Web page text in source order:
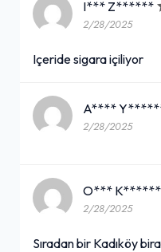
I*** Z******
2/28/2025
Içeride sigara içiliyor
A****
2/28/2025
O*** K******
2/28/2025
Sıradan bir Kadıköy